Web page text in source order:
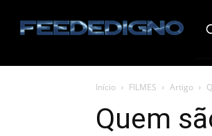
Início FILMES Artigo
Quem